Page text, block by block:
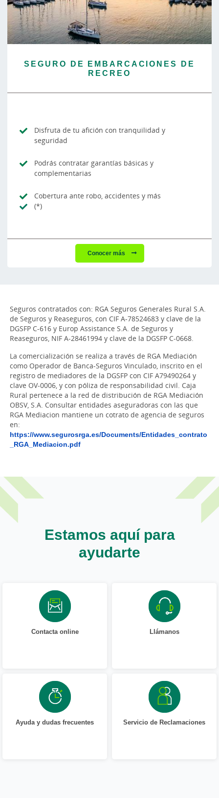
SEGURO DE EMBARCACIONES DE
RECREO
Disfruta de tu afición con tranquilidad y
seguridad
Podrás contratar garantías básicas y
complementarias
Cobertura ante robo, accidentes y más
(*)
Conocer más
Seguros contratados con: RGA Seguros Generales Rural S.A.
de Seguros y Reaseguros, con CIF A-78524683 y clave de la
DGSFP C-616 y Europ Assistance S.A. de Seguros y
Reaseguros, NIF A-28461994 y clave de la DGSFP C-0668.
La comercialización se realiza a través de RGA Mediación
como Operador de Banca-Seguros Vinculado, inscrito en el
registro de mediadores de la DGSFP con CIF A79490264 y
clave OV-0006, y con póliza de responsabilidad civil. Caja
Rural pertenece a la red de distribución de RGA Mediación
OBSV, S.A. Consultar entidades aseguradoras con las que
RGA Mediacion mantiene un cotrato de agencia de seguros
en:
https://www.segurosrga.es/Documents/Entidades_contrato
_RGA_Mediacion.pdf
Estamos aquí para
ayudarte
Contacta online Llámanos
Ayuda y dudas frecuentes Servicio de Reclamaciones